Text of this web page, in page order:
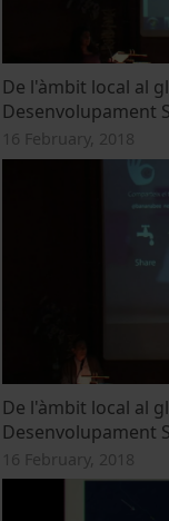
De l'àmbit local al
Desenvolupament
16 February, 2018
De l'àmbit local al
Desenvolupament
16 February, 2018